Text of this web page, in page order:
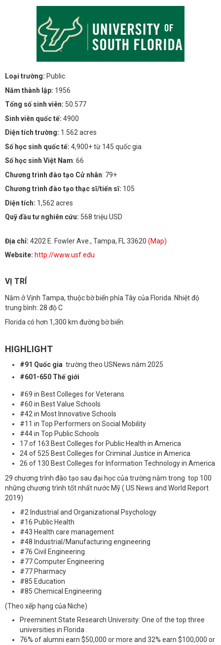
Loại trường: Public
Năm thành lập: 1956
Tổng số sinh viên: 50.577
Sinh viên quốc tế: 4900
Diện tích trường: 1.562 acres
Số học sinh quốc tế: 4,900+ từ 145 quốc gia
Số học sinh Việt Nam: 66
Chương trình đào tạo Cử nhân: 79+
Chương trình đào tạo thạc sĩ/tiến sĩ: 105
Diện tích: 1,562 acres
Quỹ đầu tư nghiên cứu: 568 triệu USD
Địa chỉ: 4202 E. Fowler Ave., Tampa, FL 33620 (Map)
Website: http://www.usf.edu
VỊ TRÍ
Nằm ở Vịnh Tampa, thuộc bờ biển phía Tây của Florida. Nhiệt độ
trung bình: 28 độ C
Florida có hơn 1,300 km đường bờ biển.
HIGHLIGHT
#91 Quốc gia trường theo USNews năm 2025
#601-650 Thế giới
#69 in Best Colleges for Veterans
#60 in Best Value Schools
#42 in Most Innovative Schools
#11 in Top Performers on Social Mobility
#44 in Top Public Schools
17 of 163 Best Colleges for Public Health in America
24 of 525 Best Colleges for Criminal Justice in America
26 of 130 Best Colleges for Information Technology in America
29 chương trình đào tạo sau đại học của trường nằm trong top 100
những chương trình tốt nhất nước Mỹ ( US News and World Report
2019)
#2 Industrial and Organizational Psychology
#16 Public Health
#43 Health care management
#48 Industrial/Manufacturing engineering
#76 Civil Engineering
#77 Computer Engineering
#77 Pharmacy
#85 Education
#85 Chemical Engineering
(Theo xếp hạng của Niche)
Preeminent State Research University: One of the top three
universities in Florida .
76% of alumni earn $50,000 or more and 32% earn $100,000 or